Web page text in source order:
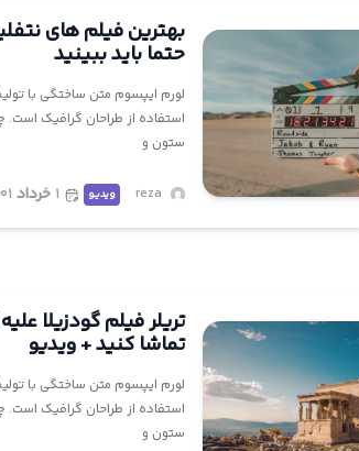
حتما باید ببینید
لورم ایپسوم متن ساختگی با
استفاده از طراحان گرافیک است.
ستون و
reza ویدیو ۱ خرداد
تریلر فیلم گودزیلا
تماشا کنید + ویدیو
لورم ایپسوم متن ساختگی با
استفاده از طراحان گرافیک است.
ستون و